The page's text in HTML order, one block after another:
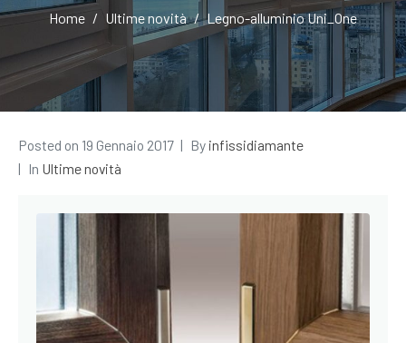
Home Ultime novità Legno-alluminio Uni_One
Posted on 19 Gennaio 2017 By infissidiamante
In Ultime novità